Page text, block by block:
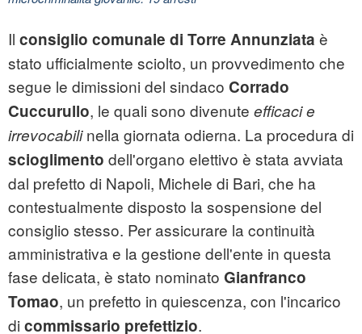
Il consiglio comunale di Torre Annunziata è
stato ufficialmente sciolto, un provvedimento che
segue le dimissioni del sindaco Corrado
Cuccurullo, le quali sono divenute efficaci e
irrevocabilinella giornata odierna. La procedura di
scioglimento dell'organo elettivo è stata avviata
dal prefetto di Napoli, Michele di Bari, che ha
contestualmente disposto la sospensione del
consiglio stesso. Per assicurare la continuità
amministrativa e la gestione dell'ente in questa
fase delicata, è stato nominato Gianfranco
Tomao, un prefetto in quiescenza, con l'incarico
di commissario prefettizio.